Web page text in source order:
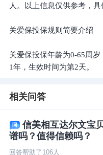
人。以上信息仅供参考，具
关爱保投保规则简要介绍
关爱保投保年龄为0-65周
1年，生效时间为第2天。
相关问答
信美相互达尔文宝
谱吗？值得信赖吗？
回答帮助了 106人